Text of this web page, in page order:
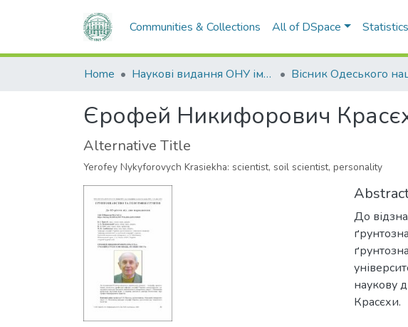
Communities & Collections All of DSpace Statistics
Home Наукові видання ОНУ імені І. І. Мечникова
Єрофей Никифорович
Alternative Title
Yerofey Nykyforovych Krasiekha: scientist, soil scientist, personality
До
наукову